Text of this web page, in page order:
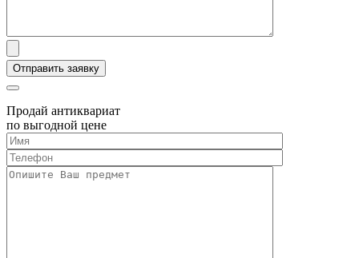
Продай антиквариат
по выгодной цене